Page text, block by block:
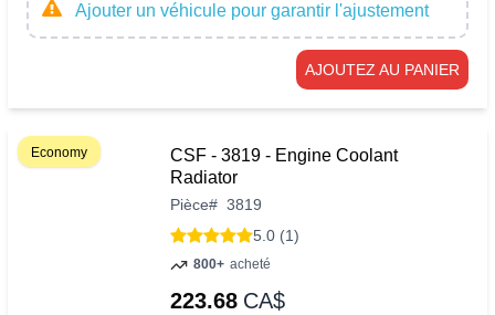
Ajouter un véhicule pour garantir l'ajustement
AJOUTEZ AU PANIER
Economy
CSF - 3819 - Engine Coolant
Radiator
Pièce# 3819
5.0 (1)
800+ acheté
223.68 CA$